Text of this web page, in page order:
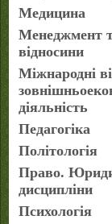
Медицина
Менеджмент
відносини
Міжнародні
діяльність
Педагогіка
Політологія
Право.
дисципліни
Психологія